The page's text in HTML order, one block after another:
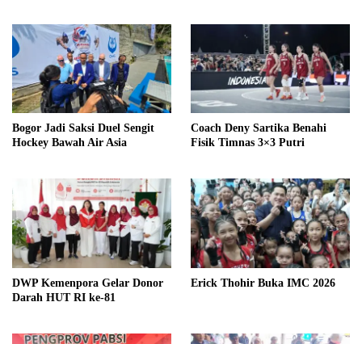
Bogor Jadi Saksi Duel Sengit
Hockey Bawah Air Asia
Coach Deny Sartika Benahi
Fisik Timnas 3×3 Putri
DWP Kemenpora Gelar Donor
Darah HUT RI ke-81
Erick Thohir Buka IMC 2026